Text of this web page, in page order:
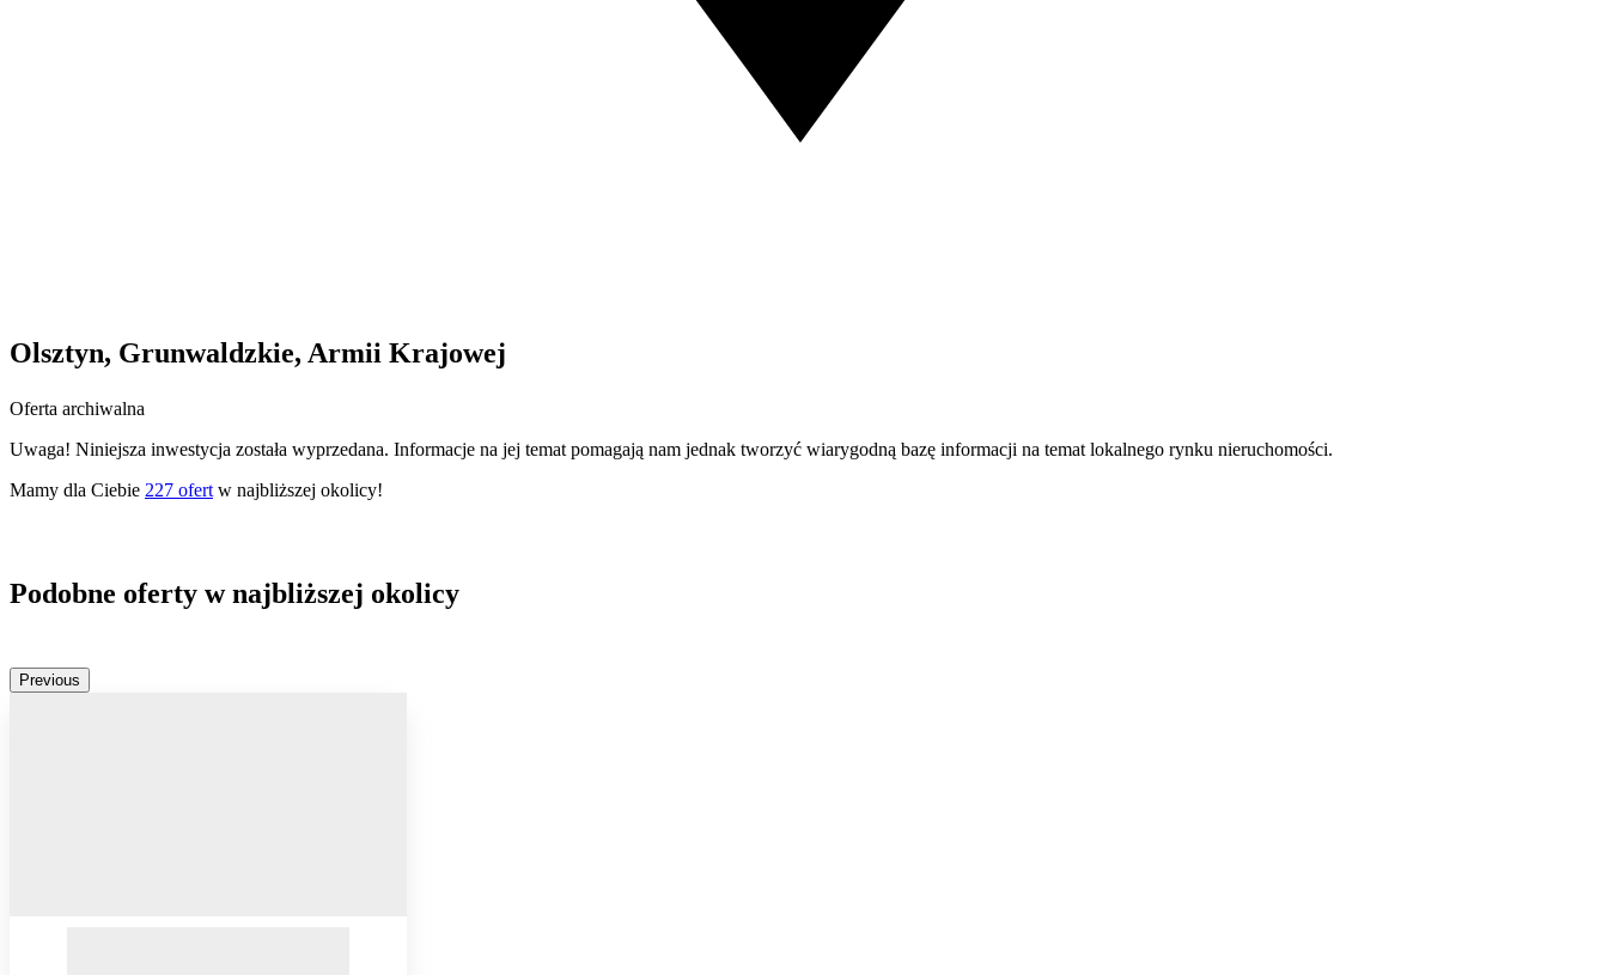
Olsztyn, Grunwaldzkie, Armii Krajowej
Oferta archiwalna
Uwaga! Niniejsza inwestycja została wyprzedana. Informacje na jej temat pomagają nam jednak tworzyć wiarygodną bazę informacji na temat lokalnego rynku nieruchomości.
Mamy dla Ciebie 227 ofert w najbliższej okolicy!
Podobne oferty w najbliższej okolicy
Previous